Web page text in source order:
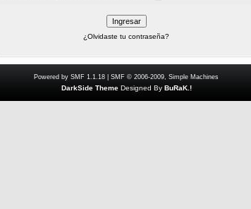
¿Olvidaste tu contraseña?
Powered by SMF 1.1.18 SMF © 2006-2009, Simple Machines
DarkSide ThemeDesigned By BuRaK.!